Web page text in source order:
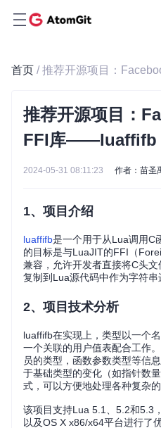
首页 / 推荐开源项目：
推荐开源项目：
FFI库——luaffifb
2024-05-31 08:11:23 作者：苗圣
1、项目介绍
luaffifb是一个用于从Lua调用C
的目标是与LuaJIT的FFI（
兼容，允许开发者直接将C头
复制到Lua源代码中作为字符串
2、项目技术分析
luaffifb在实现上，类型以一个
一个关联的用户值表配合工作
员的类型，函数参数类型等信
于基础类型的变化（如指针数
式，可以方便地处理各种复杂的
该项目支持Lua 5.1、5.2和5.3
以及OS X x86/x64平台进行了